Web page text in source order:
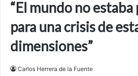
“El mundo no
para una crisis de
dimensiones”
Carlos Herrera de la Fuente